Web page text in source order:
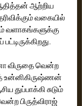
ஆதித்தன் ஆற்றிய
வகையில்
வளாகங்களுக்கு
விருதை வென்ற
உன்னிகிருஷ்ணன்
துப்பாக்கி சுடும்
பிருத்விராஜ்